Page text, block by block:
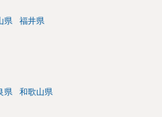
県 福井県
県 和歌山県